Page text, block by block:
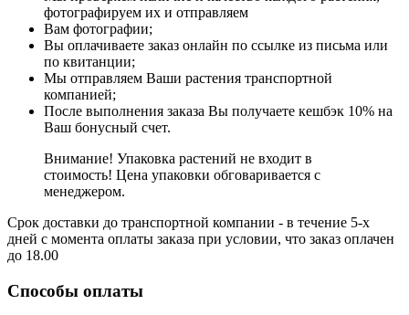
фотографируем их и отправляем
Вам фотографии;
Вы оплачиваете заказ онлайн по ссылке из письма или
по квитанции;
Мы отправляем Ваши растения транспортной
компанией;
После выполнения заказа Вы получаете кешбэк 10% на
Ваш бонусный счет.
Внимание! Упаковка растений не входит в
стоимость! Цена упаковки обговаривается с
менеджером.
Срок доставки до транспортной компании - в течение 5-х
дней с момента оплаты заказа при условии, что заказ оплачен
до 18.00
Способы оплаты